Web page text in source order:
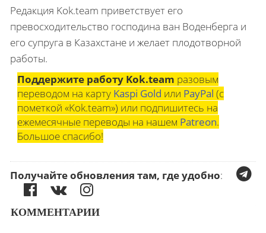
Редакция Kok.team приветствует его
превосходительство господина ван Воденберга и
его супруга в Казахстане и желает плодотворной
работы.
Поддержите работу Kok.team разовым
переводом на карту Kaspi Gold или PayPal (с
пометкой «Kok.team») или подпишитесь на
ежемесячные переводы на нашем Patreon.
Большое спасибо!
Получайте обновления там, где удобно:
КОММЕНТАРИИ